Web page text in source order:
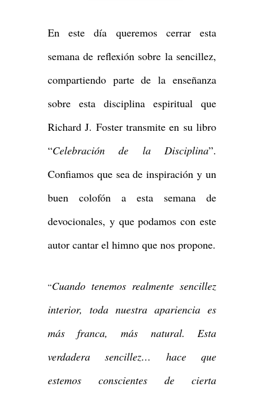
En este día queremos cerrar esta
semana de reflexión sobre la sencillez,
compartiendo parte de la enseñanza
sobre esta disciplina espiritual que
Richard J. Foster transmite en su libro
“Celebración de la Disciplina”.
Confiamos que sea de inspiración y un
buen colofón a esta semana de
devocionales, y que podamos con este
autor cantar el himno que nos propone.
“Cuando tenemos realmente sencillez
interior, toda nuestra apariencia es
más franca, más natural. Esta
verdadera sencillez… hace que
estemos conscientes de cierta